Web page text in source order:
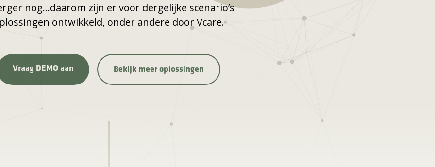
nog…daarom zijn er voor dergelijke scenario’s
ontwikkeld, onder andere door Vcare.
Vraag DEMO aan Bekijk meer oplossingen